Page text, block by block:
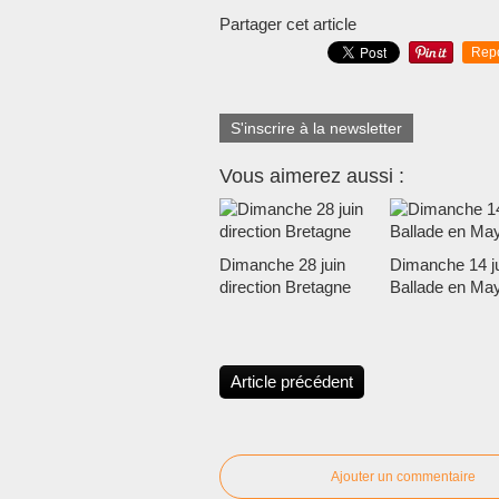
Partager cet article
S'inscrire à la newsletter
Vous aimerez aussi :
Dimanche 28 juin
direction Bretagne
Dimanche 14
Ballade en
Article précédent
Ajouter un commentaire